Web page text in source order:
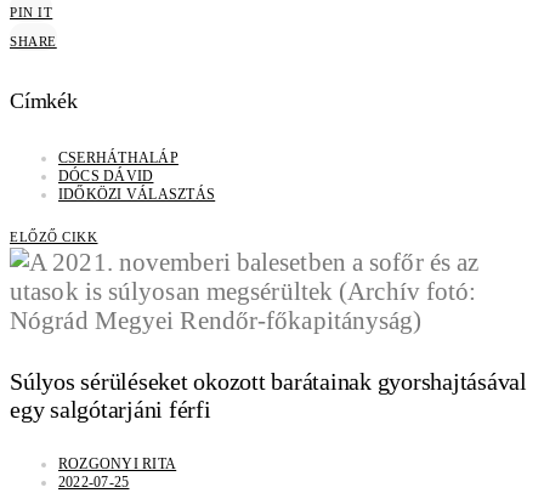
PIN IT
SHARE
Címkék
CSERHÁTHALÁP
DÓCS DÁVID
IDŐKÖZI VÁLASZTÁS
ELŐZŐ CIKK
Súlyos sérüléseket okozott barátainak gyorshajtásával
egy salgótarjáni férfi
ROZGONYI RITA
2022-07-25